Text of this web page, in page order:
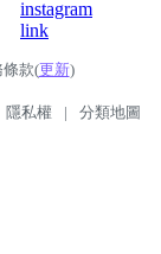
款(更新)
隱私權 | 分類地圖